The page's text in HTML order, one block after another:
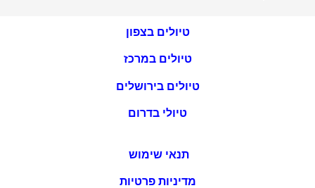
טיולים בצפון
טיולים במרכז
טיולים בירושלים
טיולי בדרום
תנאי שימוש
מדיניות פרטיות